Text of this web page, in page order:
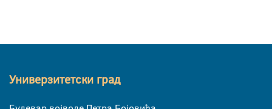
Универзитетски град